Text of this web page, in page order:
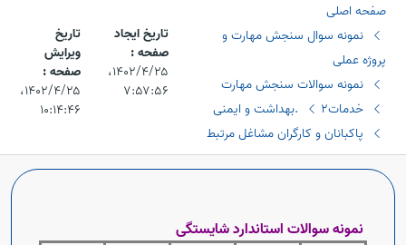
صفحه اصلی
نمونه سوال سنجش مهارت و
پروژه عملی
نمونه سوالات سنجش مهارت
خدمات2
.بهداشت و ایمنی
پاکبانان و کارگران مشاغل مرتبط
تاریخ ایجاد
صفحه :
۱۴۰۲/۴/۲۵،‏
۷:۵۷:۵۶
تاریخ
ویرایش
صفحه :
۱۴۰۲/۴/۲۵،‏
۱۰:۱۴:۴۶
نمونه سوالات استاندارد شایستگی